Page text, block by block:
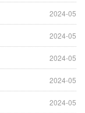
2024-05
2024-05
2024-05
2024-05
2024-05